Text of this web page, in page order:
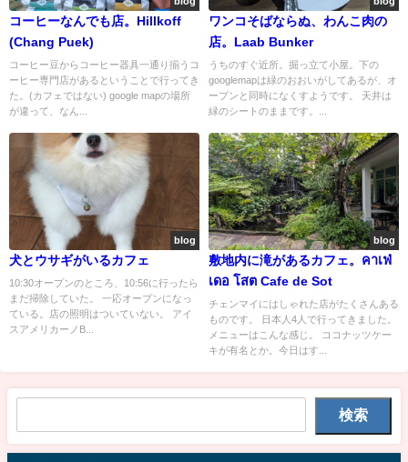
コーヒーなんでも店。Hillkoff
(Chang Puek)
コーヒー豆からコーヒー器具一通り揃うコ
ーヒー専門店があるということで行ってき
た。(カフェではない) google mapの場所
が違って、なん...
ワンコそばならぬ、わんこ肉の
店。Laab Bunker
うちのすぐ近所。掘っ立て小屋。下の
googlemapは緑のおおいがしてあるが、オ
ープンと同時になくすようです。 天井は
緑のシートのままです。...
blog
犬とウサギがいるカフェ
10:30オープンのところ、10:56に行ったら
まだ掃除していた。 一応オープンになっ
ている。店の照明はついていない。 アイ
スアメリカーノB...
blog
敷地内に滝があるカフェ。คาเฟ่
เดอ โสต Cafe de Sot
チェンマイにはしゃれた店がたくさんある
ものです。 日本人4人で行ってきました。
メニューはこんな感じ。 ココナッツケー
キが有名とか。今日はす...
検索